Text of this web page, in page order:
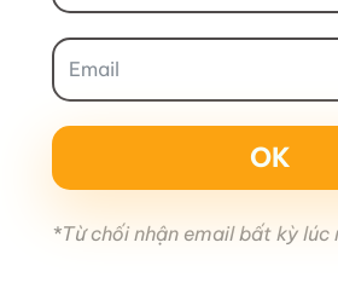
OK
*Từ chối nhận email bất kỳ lúc